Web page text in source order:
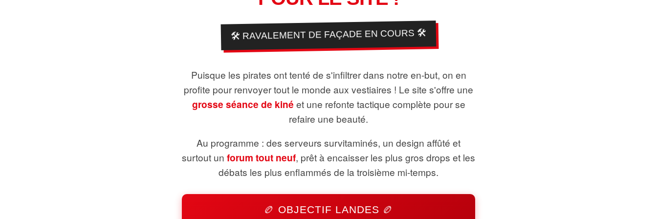
🛠️ RAVALEMENT DE FAÇADE EN COURS 🛠️
Puisque les pirates ont tenté de s'infiltrer dans notre en-but, on en
profite pour renvoyer tout le monde aux vestiaires ! Le site s'offre une
grosse séance de kiné et une refonte tactique complète pour se
refaire une beauté.
Au programme : des serveurs survitaminés, un design affûté et
surtout un forum tout neuf, prêt à encaisser les plus gros drops et les
débats les plus enflammés de la troisième mi-temps.
🏉 OBJECTIF LANDES 🏉